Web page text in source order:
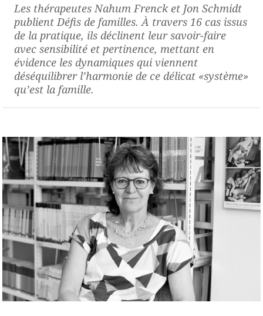
Les thérapeutes Nahum Frenck et Jon Schmidt
publient Défis de familles. À travers 16 cas issus
de la pratique, ils déclinent leur savoir-faire
avec sensibilité et pertinence, mettant en
évidence les dynamiques qui viennent
déséquilibrer l’harmonie de ce délicat «système»
qu’est la famille.